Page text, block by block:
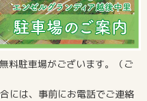
料駐車場がございます。（ご
には、事前にお電話でご連絡